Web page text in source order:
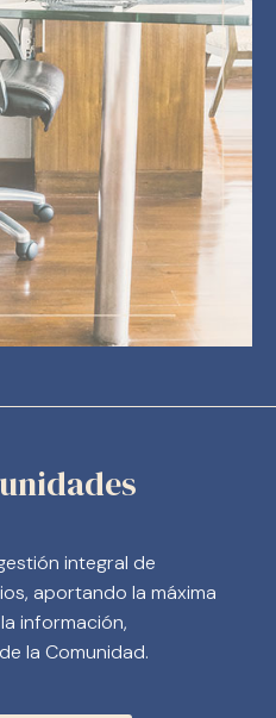
integral de
aportando la máxima
información,
la Comunidad.